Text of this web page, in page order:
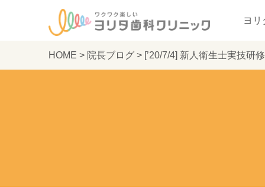
ヨリ
HOME > 院長ブログ > [’20/7/4] 新人衛生士実技研